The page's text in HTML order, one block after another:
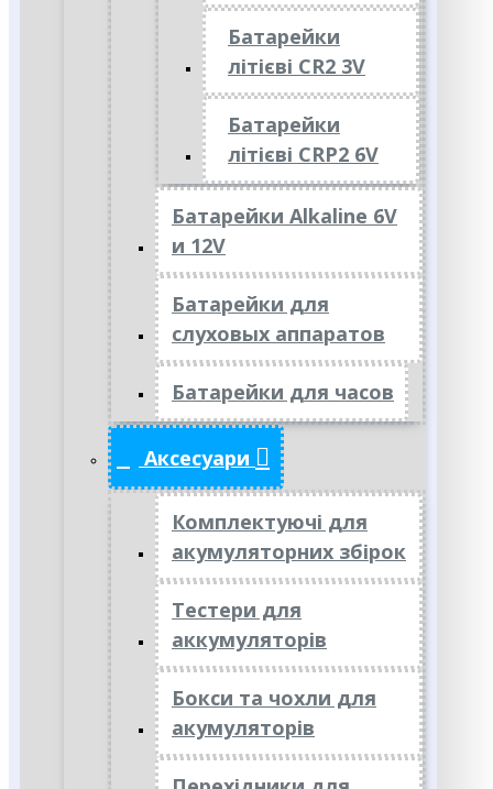
Батарейки
літієві CR2 3V
Батарейки
літієві CRP2 6V
Батарейки Alkaline 6V
и 12V
Батарейки для
слуховых аппаратов
Батарейки для часов
Аксесуари
Комплектуючі для
акумуляторних збірок
Тестери для
аккумуляторів
Бокси та чохли для
акумуляторів